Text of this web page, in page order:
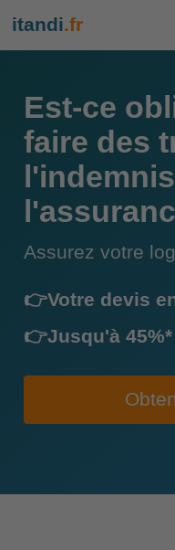
itandi.fr
Est-ce
faire des
Assurez votre
👉Votre devis
👉Jusqu'à